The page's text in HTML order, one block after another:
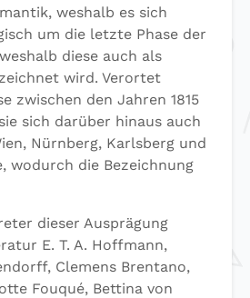
weshalb es sich
um die letzte Phase der
diese auch als
wird. Verortet
zwischen den Jahren 1815
sich darüber hinaus auch
Nürnberg, Karlsberg und
wodurch die Bezeichnung
dieser Ausprägung
E. T. A. Hoffmann,
Clemens Brentano,
Fouqué, Bettina von